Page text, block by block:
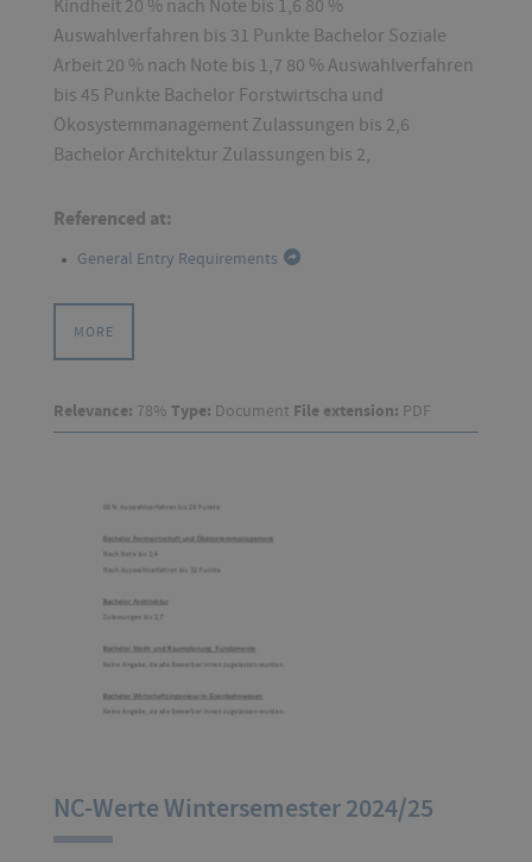
Kindheit 20 % nach Note bis 1,6 80 %
Auswahlverfahren bis 31 Punkte Bachelor Soziale
Arbeit 20 % nach Note bis 1,7 80 % Auswahlverfahren
bis 45 Punkte Bachelor Forstwirtscha und
Ökosystemmanagement Zulassungen bis 2,6
Bachelor Architektur Zulassungen bis 2,
Referenced at:
General Entry Requirements
MORE
Relevance: 78% Type: Document File extension: PDF
NC-Werte Wintersemester 2024/25